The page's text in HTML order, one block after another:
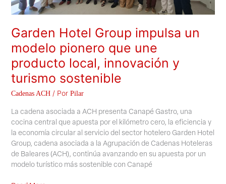
Garden Hotel Group impulsa un
modelo pionero que une
producto local, innovación y
turismo sostenible
Cadenas ACH/ Por Pilar
La cadena asociada a ACH presenta Canapé Gastro, una
cocina central que apuesta por el kilómetro cero, la eficiencia y
la economía circular al servicio del sector hotelero Garden Hotel
Group, cadena asociada a la Agrupación de Cadenas Hoteleras
de Baleares (ACH), continúa avanzando en su apuesta por un
modelo turístico más sostenible con Canapé
y
turismo